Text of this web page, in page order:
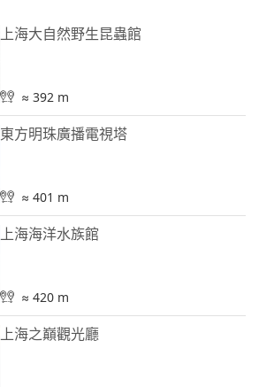
上海大自然野生昆蟲館
≈ 392 m
東方明珠廣播電視塔
≈ 401 m
上海海洋水族館
≈ 420 m
上海之巔觀光廳